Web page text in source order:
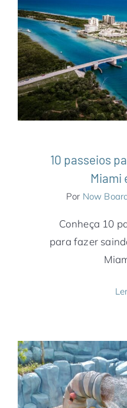
10 passeios para
América do Norte
10 passeios
Miami
Por Now
Conheça 10
para fazer
Fortaleza-